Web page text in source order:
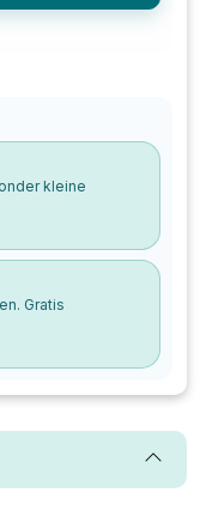
kleine
Gratis